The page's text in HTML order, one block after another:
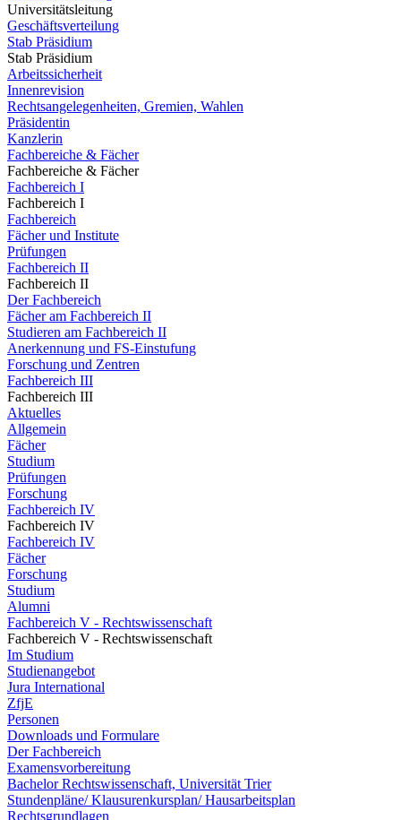
Universitätsleitung
Geschäftsverteilung
Stab Präsidium
Stab Präsidium
Arbeitssicherheit
Innenrevision
Rechtsangelegenheiten, Gremien, Wahlen
Präsidentin
Kanzlerin
Fachbereiche & Fächer
Fachbereiche & Fächer
Fachbereich I
Fachbereich I
Fachbereich
Fächer und Institute
Prüfungen
Fachbereich II
Fachbereich II
Der Fachbereich
Fächer am Fachbereich II
Studieren am Fachbereich II
Anerkennung und FS-Einstufung
Forschung und Zentren
Fachbereich III
Fachbereich III
Aktuelles
Allgemein
Fächer
Studium
Prüfungen
Forschung
Fachbereich IV
Fachbereich IV
Fachbereich IV
Fächer
Forschung
Studium
Alumni
Fachbereich V - Rechtswissenschaft
Fachbereich V - Rechtswissenschaft
Im Studium
Studienangebot
Jura International
ZfjE
Personen
Downloads und Formulare
Der Fachbereich
Examensvorbereitung
Bachelor Rechtswissenschaft, Universität Trier
Stundenpläne/ Klausurenkursplan/ Hausarbeitsplan
Rechtsgrundlagen